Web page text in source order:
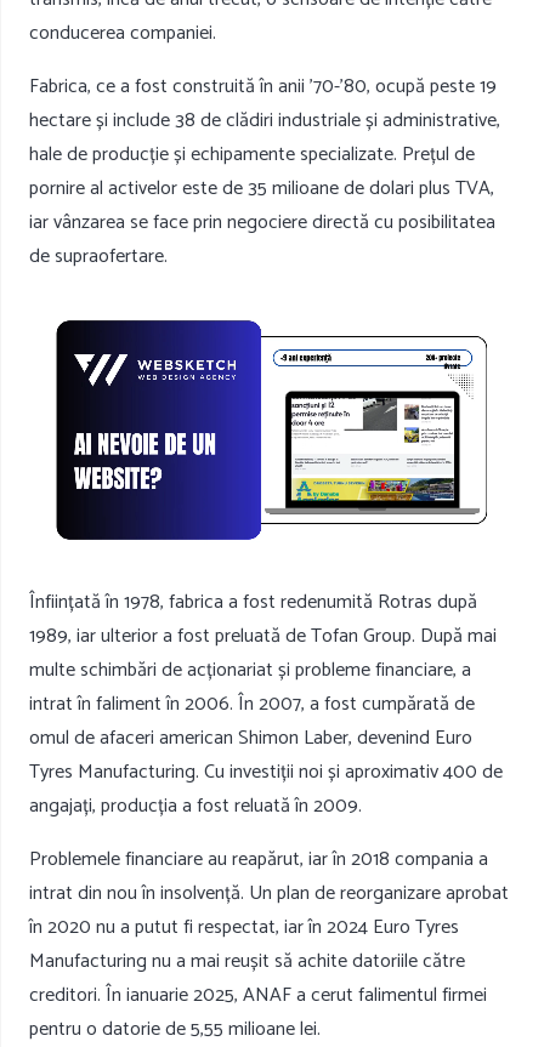
conducerea companiei.
Fabrica, ce a fost construită în anii ’70-’80, ocupă peste 19
hectare și include 38 de clădiri industriale și administrative,
hale de producție și echipamente specializate. Prețul de
pornire al activelor este de 35 milioane de dolari plus TVA,
iar vânzarea se face prin negociere directă cu posibilitatea
de supraofertare.
Înființată în 1978, fabrica a fost redenumită Rotras după
1989, iar ulterior a fost preluată de Tofan Group. După mai
multe schimbări de acționariat și probleme financiare, a
intrat în faliment în 2006. În 2007, a fost cumpărată de
omul de afaceri american Shimon Laber, devenind Euro
Tyres Manufacturing. Cu investiții noi și aproximativ 400 de
angajați, producția a fost reluată în 2009.
Problemele financiare au reapărut, iar în 2018 compania a
intrat din nou în insolvență. Un plan de reorganizare aprobat
în 2020 nu a putut fi respectat, iar în 2024 Euro Tyres
Manufacturing nu a mai reușit să achite datoriile către
creditori. În ianuarie 2025, ANAF a cerut falimentul firmei
pentru o datorie de 5,55 milioane lei.